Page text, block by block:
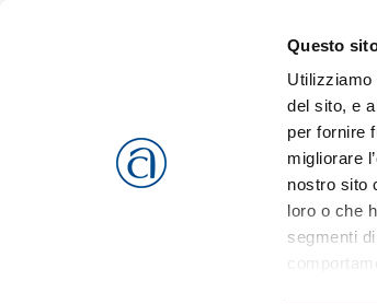
Questo
Utilizziamo
del sito, e
per fornire
migliorare
nostro sito
loro o che
segmenti
CHI SIAMO